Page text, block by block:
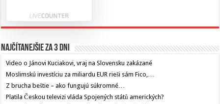
Najčítanejšie za 3 dni
Video o Jánovi Kuciakovi, vraj na Slovensku zakázané
Moslimskú investíciu za miliardu EUR rieši sám Fico,…
Z brucha beštie – ako fungujú súkromné…
Platila Českou televizi vláda Spojených států amerických?